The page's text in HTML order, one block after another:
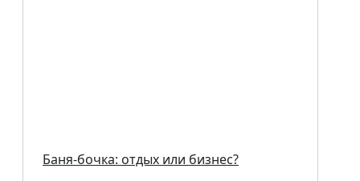
Баня-бочка: отдых или бизнес?